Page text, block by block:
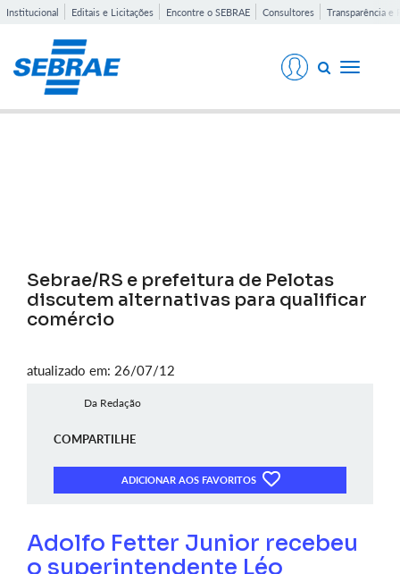
Institucional Editais e Licitações Encontre o SEBRAE Consultores Transparência e
Toggle
Sebrae/RS e prefeitura de Pelotas
discutem alternativas para qualificar
comércio
atualizado em: 26/07/12
Da Redação
COMPARTILHE
ADICIONAR AOS FAVORITOS
Adolfo Fetter Junior recebeu
o superintendente Léo